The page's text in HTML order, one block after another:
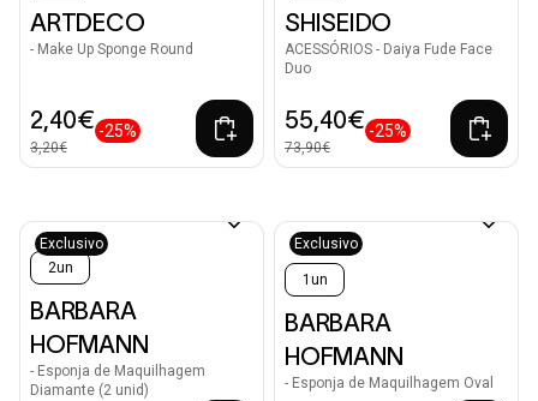
ARTDECO
- Make Up Sponge Round
2,40€
3,20€
-25%
SHISEIDO
ACESSÓRIOS - Daiya Fude Face
Duo
55,40€
73,90€
-25%
Exclusivo
2un
BARBARA
HOFMANN
- Esponja de Maquilhagem
Diamante (2 unid)
Exclusivo
1un
BARBARA
HOFMANN
- Esponja de Maquilhagem Oval